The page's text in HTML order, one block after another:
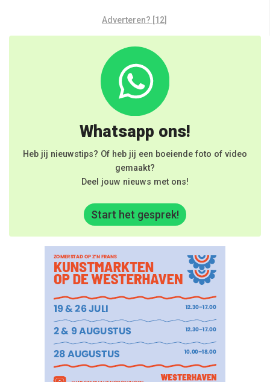
Adverteren? [12]
Whatsapp ons!
Heb jij nieuwstips? Of heb jij een boeiende foto of video
gemaakt?
Deel jouw nieuws met ons!
Start het gesprek!